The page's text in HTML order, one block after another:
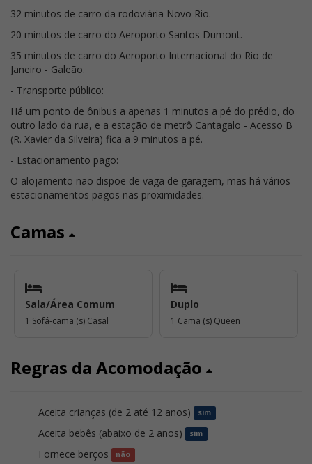
32 minutos de carro da rodoviária Novo Rio.
20 minutos de carro do Aeroporto Santos Dumont.
35 minutos de carro do Aeroporto Internacional do Rio de
Janeiro - Galeão.
- Transporte público:
Há um ponto de ônibus a apenas 1 minutos a pé do prédio, do
outro lado da rua, e a estação de metrô Cantagalo - Acesso B
(R. Xavier da Silveira) fica a 9 minutos a pé.
- Estacionamento pago:
O alojamento não dispõe de vaga de garagem, mas há vários
estacionamentos pagos nas proximidades.
Camas
Sala/Área Comum
1 Sofá-cama (s) Casal
Duplo
1 Cama (s) Queen
Regras da Acomodação
Aceita crianças (de 2 até 12 anos) sim
Aceita bebês (abaixo de 2 anos) sim
Fornece berços não